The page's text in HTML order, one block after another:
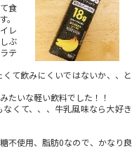
食
レ
ぶ
テ
て飲みにくいではないか、、と
たいな軽い飲料でした！！
くて、、、牛乳風味なら大好き
不使用、脂肪0なので、かなり良